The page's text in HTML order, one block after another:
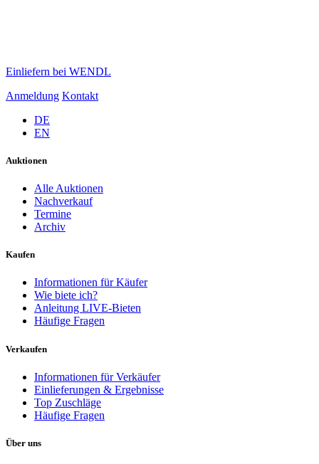
Einliefern bei WENDL
Anmeldung Kontakt
DE
EN
Auktionen
Alle Auktionen
Nachverkauf
Termine
Archiv
Kaufen
Informationen für Käufer
Wie biete ich?
Anleitung LIVE-Bieten
Häufige Fragen
Verkaufen
Informationen für Verkäufer
Einlieferungen & Ergebnisse
Top Zuschläge
Häufige Fragen
Über uns